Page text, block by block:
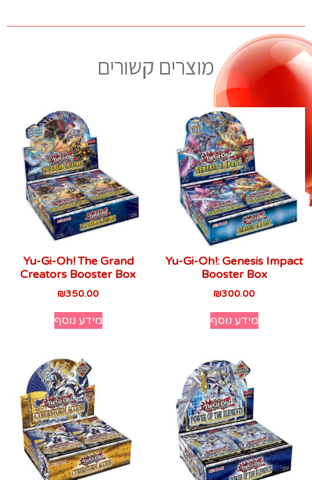
מוצרים קשורים
Yu-Gi-Oh!: Genesis Impact
Booster Box
₪300.00
מידע נוסף
Yu-Gi-Oh! The Grand
Creators Booster Box
₪350.00
מידע נוסף